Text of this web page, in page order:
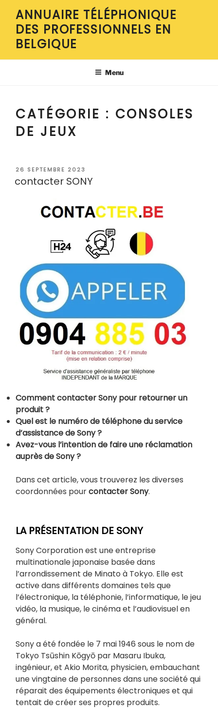
contenu
principal
ANNUAIRE TÉLÉPHONIQUE
DES PROFESSIONNELS EN
BELGIQUE
Menu
CATÉGORIE : CONSOLES
DE JEUX
PUBLIÉ
26 SEPTEMBRE 2023
contacter SONY
Comment contacter Sony pour retourner un
produit ?
Quel est le numéro de téléphone du service
d’assistance de Sony ?
Avez-vous l’intention de faire une réclamation
auprès de Sony ?
Dans cet article, vous trouverez les diverses
coordonnées pourcontacter Sony.
LA PRÉSENTATION DE SONY
Sony Corporation est une entreprise
multinationale japonaise basée dans
l’arrondissement de Minato à Tokyo. Elle est
active dans différents domaines tels que
l’électronique, la téléphonie, l’informatique, le jeu
vidéo, la musique, le cinéma et l’audiovisuel en
général.
Sony a été fondée le 7 mai 1946 sous le nom de
Tokyo Tsūshin Kōgyō par Masaru Ibuka,
ingénieur, et Akio Morita, physicien, embauchant
une vingtaine de personnes dans une société qui
réparait des équipements électroniques et qui
tentait de créer ses propres produits.